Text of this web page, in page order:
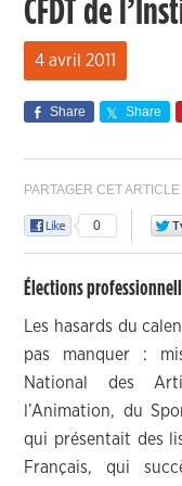
CFDT de
4 avril 2011
Share Share
PARTAGER CET ARTICLE
0
Élections
Les hasards du
pas manquer :
National des
l’Animation, du
qui présentait des
Français, qui